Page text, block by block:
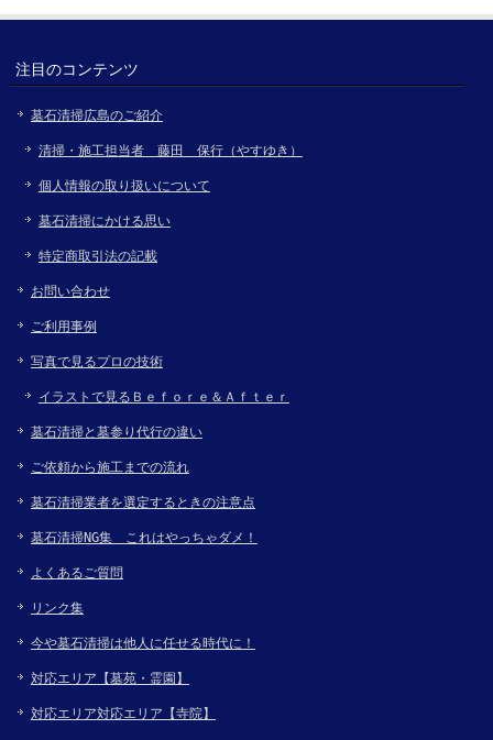
注目のコンテンツ
墓石清掃広島のご紹介
清掃・施工担当者 藤田 保行（やすゆき）
個人情報の取り扱いについて
墓石清掃にかける思い
特定商取引法の記載
お問い合わせ
ご利用事例
写真で見るプロの技術
イラストで見るＢｅｆｏｒｅ＆Ａｆｔｅｒ
墓石清掃と墓参り代行の違い
ご依頼から施工までの流れ
墓石清掃業者を選定するときの注意点
墓石清掃NG集 これはやっちゃダメ！
よくあるご質問
リンク集
今や墓石清掃は他人に任せる時代に！
対応エリア【墓苑・霊園】
対応エリア対応エリア【寺院】